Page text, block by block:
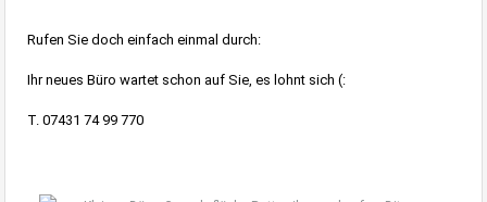
Rufen Sie doch einfach einmal durch:
Ihr neues Büro wartet schon auf Sie, es lohnt sich (:
T. 07431 74 99 770